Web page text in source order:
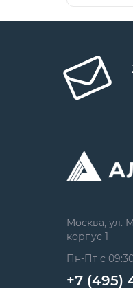
Москва, ул.
корпус 1
Пн-Пт с
+7 (495)